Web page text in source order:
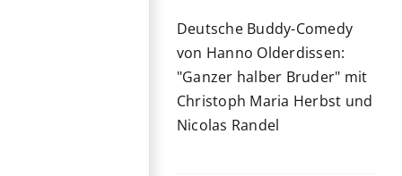
Deutsche Buddy-Comedy
von Hanno Olderdissen:
"Ganzer halber Bruder" mit
Christoph Maria Herbst und
Nicolas Randel